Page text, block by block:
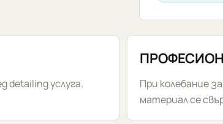
detailing услуга.
При колебание
материал се